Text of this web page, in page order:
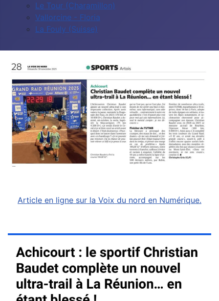
Le Tour (Charamillon)
Vallorcine - Floria
La Fouly (Suisse)
Article en ligne sur la Voix du nord en Numérique.